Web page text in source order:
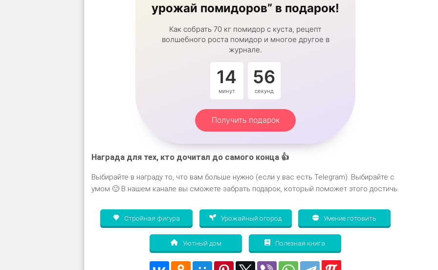
урожай помидоров” в подарок!
Как собрать 70 кг помидор с куста, рецепт
волшебного роста помидор и многое другое в
журнале.
14
минут
55
секунд
Получить подарок
Награда для тех, кто дочитал до самого конца 👍
Выбирайте в награду то, что вам больше нужно (если у вас есть Telegram). Выбирайте с
умом 🙂 В нашем канале вы сможете забрать подарок, который поможет этого достичь.
Стройная фигура Урожайный огород Умение готовить
Уютный дом Полезная книга